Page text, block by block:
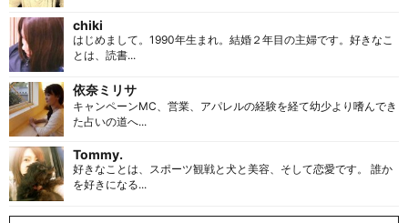
chiki
はじめまして。1990年生まれ。結婚２年目の主婦です。好きなこ
とは、読書...
依奈ミリサ
キャンペーンMC、営業、アパレルの経験を経て幼少より嗜んでき
た占いの道へ...
Tommy.
好きなことは、スポーツ観戦と犬と美容、そして恋愛です。 誰か
を好きになる...